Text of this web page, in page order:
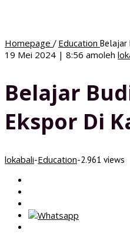
Homepage / Education Belajar
19 Mei 2024 | 8:56 amoleh
Belajar
Ekspor Di
lokabali-Education-2.961 views